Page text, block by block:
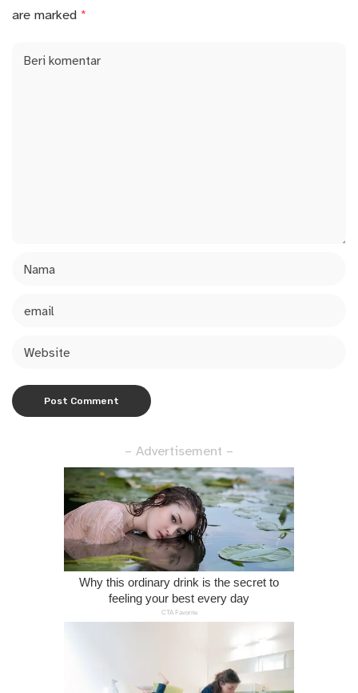
are marked *
– Advertisement –